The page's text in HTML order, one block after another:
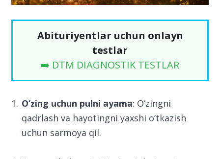
Abituriyentlar uchun onlayn
testlar
➡️ DTM DIAGNOSTIK TESTLAR
O‘zing uchun pulni ayama: O‘zingni
qadrlash va hayotingni yaxshi o‘tkazish
uchun sarmoya qil.